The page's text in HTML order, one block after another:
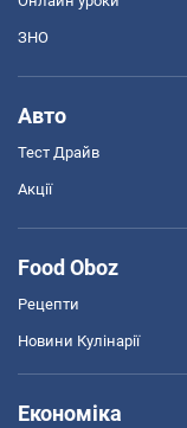
ЗНО
Авто
Тест Драйв
Акції
Food Oboz
Рецепти
Новини Кулінарії
Економіка